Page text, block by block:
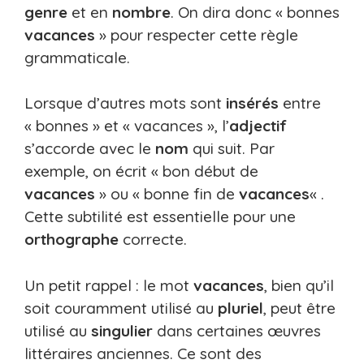
genre et en nombre. On dira donc « bonnes
vacances » pour respecter cette règle
grammaticale.
Lorsque d’autres mots sont insérés entre
« bonnes » et « vacances », l’adjectif
s’accorde avec le nom qui suit. Par
exemple, on écrit « bon début de
vacances » ou « bonne fin de vacances« .
Cette subtilité est essentielle pour une
orthographe correcte.
Un petit rappel : le mot vacances, bien qu’il
soit couramment utilisé au pluriel, peut être
utilisé au singulier dans certaines œuvres
littéraires anciennes. Ce sont des